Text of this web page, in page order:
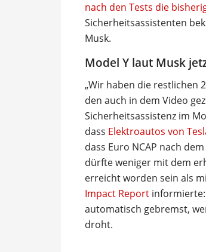
nach den Tests die
Sicherheitsassistenten
Musk.
Model Y laut Musk
„Wir haben die restlichen
den auch in dem Video
Sicherheitsassistenz im
dass Elektroautos von
dass Euro NCAP nach
dürfte weniger mit dem
erreicht worden sein als
Impact Report informierte:
automatisch gebremst,
droht.